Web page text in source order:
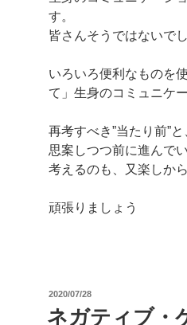
す。
皆さんそうではないで
いろいろ便利なものを
て」生身のコミュニケ
再考すべき”当たり前”
思案しつつ前に進んで
考えるのも、又楽しか
頑張りましょう
投
日:
2020/07/28
ネガティブ・